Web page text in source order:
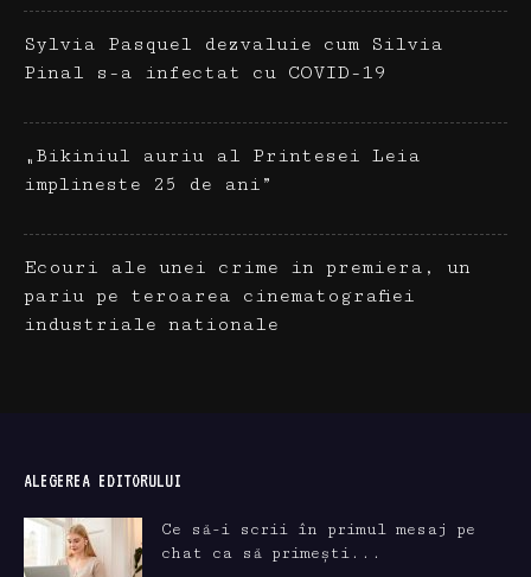
Sylvia Pasquel dezvaluie cum Silvia
Pinal s-a infectat cu COVID-19
„Bikiniul auriu al Printesei Leia
implineste 25 de ani”
Ecouri ale unei crime in premiera, un
pariu pe teroarea cinematografiei
industriale nationale
ALEGEREA EDITORULUI
Ce să-i scrii în primul mesaj pe
chat ca să primești...